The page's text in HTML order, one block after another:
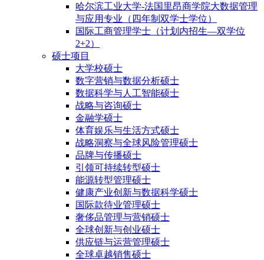
哈尔滨工业大学-法国里昂商学院大数据管理
与应用专业（四年制双学士学位）
国际工商管理学士（计划内招生—双学位
2+2）
硕士项目
大学校硕士
数字营销与数据分析硕士
数据科学与人工智能硕士
战略与咨询硕士
金融学硕士
体育娱乐与生活方式硕士
战略洞察与全球风险管理硕士
品牌与传播硕士
引领可持续转型硕士
能源转型管理硕士
健康产业创新与数据科学硕士
国际款待业管理硕士
奢侈品管理与营销硕士
全球创新与创业硕士
供应链与运营管理硕士
全球卓越销售硕士